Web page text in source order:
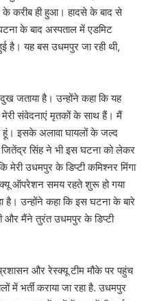
के करीब ही हुआ। हादसे के बाद से
के बाद अस्पताल में एडमिट
है। यह बस उधमपुर जा रही थी,
जताया है। उन्होंने कहा कि यह
संवेदनाएं मृतकों के साथ हैं। मैं
हूं। इसके अलावा घायलों के जल्द
जितेंद्र सिंह ने भी इस घटना को लेकर
मेरी उधमपुर के डिप्टी कमिश्नर मिंगा
ऑपरेशन समय रहते शुरू हो गया
है। उन्होंने कहा कि इस घटना के बारे
और मैंने तुरंत उधमपुर के डिप्टी
और रेस्क्यू टीम मौके पर पहुंच
में भर्ती कराया जा रहा है. उधमपुर